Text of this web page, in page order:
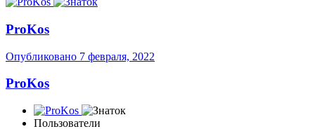
ProKos
Опубликовано 7 февраля, 2022
ProKos
Пользователи